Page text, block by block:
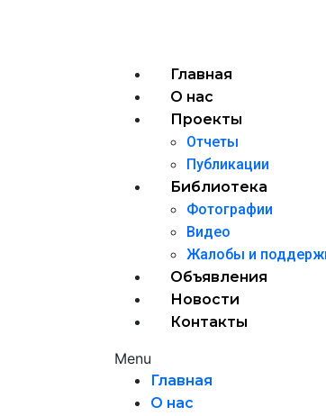
Главная
О нас
Проекты
Отчеты
Публикации
Библиотека
Фотографии
Видео
Жалобы и
Объявления
Новости
Контакты
Menu
Главная
О нас